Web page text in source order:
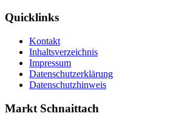
Quicklinks
Kontakt
Inhaltsverzeichnis
Impressum
Datenschutzerklärung
Datenschutzhinweis
Markt Schnaittach